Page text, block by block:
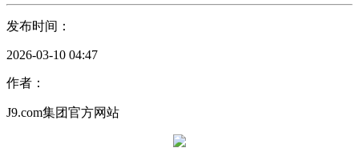
发布时间：
2026-03-10 04:47
作者：
J9.com集团官方网站